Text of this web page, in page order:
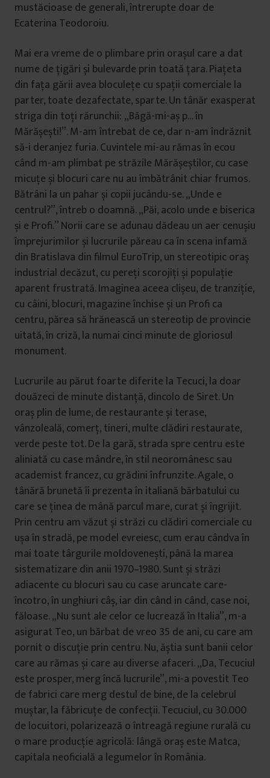
mustăcioase de generali, întrerupte doar de
Ecaterina Teodoroiu.
Mai era vreme de o plimbare prin orașul care a dat
nume de țigări și bulevarde prin toată țara. Piațeta
din fața gării avea bloculețe cu spații comerciale la
parter, toate dezafectate, sparte. Un tânăr exasperat
striga din toți rărunchii: „Băgă-mi-aș p… în
Mărășești!”. M-am întrebat de ce, dar n-am îndrăznit
să-i deranjez furia. Cuvintele mi-au rămas în ecou
când m-am plimbat pe străzile Mărășeștilor, cu case
micuțe și blocuri care nu au îmbătrânit chiar frumos.
Bătrâni la un pahar și copii jucându-se. „Unde e
centrul?”, întreb o doamnă. „Păi, acolo unde e biserica
și e Profi.” Norii care se adunau dădeau un aer cenușiu
împrejurimilor și lucrurile păreau ca în scena infamă
din Bratislava din filmul EuroTrip, un stereotipic oraș
industrial decăzut, cu pereți scorojiți și populație
aparent frustrată. Imaginea aceea clișeu, de tranziție,
cu câini, blocuri, magazine închise și un Profi ca
centru, părea să hrănească un stereotip de provincie
uitată, în criză, la numai cinci minute de gloriosul
monument.
Lucrurile au părut foarte diferite la Tecuci, la doar
douăzeci de minute distanță, dincolo de Siret. Un
oraș plin de lume, de restaurante și terase,
vânzoleală, comerț, tineri, multe clădiri restaurate,
verde peste tot. De la gară, strada spre centru este
aliniată cu case mândre, în stil neoromânesc sau
academist francez, cu grădini înfrunzite. Agale, o
tânără brunetă îi prezenta în italiană bărbatului cu
care se ținea de mână parcul mare, curat și îngrijit.
Prin centru am văzut și străzi cu clădiri comerciale cu
ușa în stradă, pe model evreiesc, cum erau cândva în
mai toate târgurile moldovenești, până la marea
sistematizare din anii 1970–1980. Sunt și străzi
adiacente cu blocuri sau cu case aruncate care-
încotro, în unghiuri câș, iar din când in când, case noi,
făloase. „Nu sunt ale celor ce lucrează în Italia”, m-a
asigurat Teo, un bărbat de vreo 35 de ani, cu care am
pornit o discuție prin centru. Nu, ăștia sunt banii celor
care au rămas și care au diverse afaceri. „Da, Tecuciul
este prosper, merg încă lucrurile”, mi-a povestit Teo
de fabrici care merg destul de bine, de la celebrul
muștar, la făbricuțe de confecții. Tecuciul, cu 30.000
de locuitori, polarizează o întreagă regiune rurală cu
o mare producție agricolă: lângă oraș este Matca,
capitala neoficială a legumelor în România.